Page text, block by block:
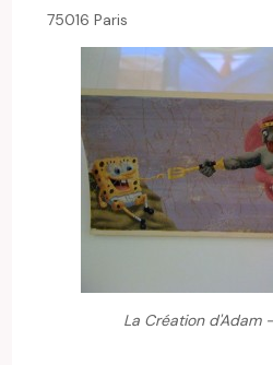
75016 Paris
La Création d'Adam